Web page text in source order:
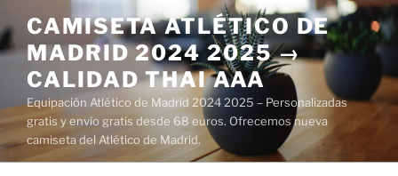
al
contenido
CAMISETA ATLÉTICO DE
MADRID 2024 2025 →
CALIDAD THAI AAA
Equipación Atlético de Madrid 2024 2025 – Personalizadas
gratis y envío gratis desde 68 euros. Ofrecemos nueva
camiseta del Atlético de Madrid.